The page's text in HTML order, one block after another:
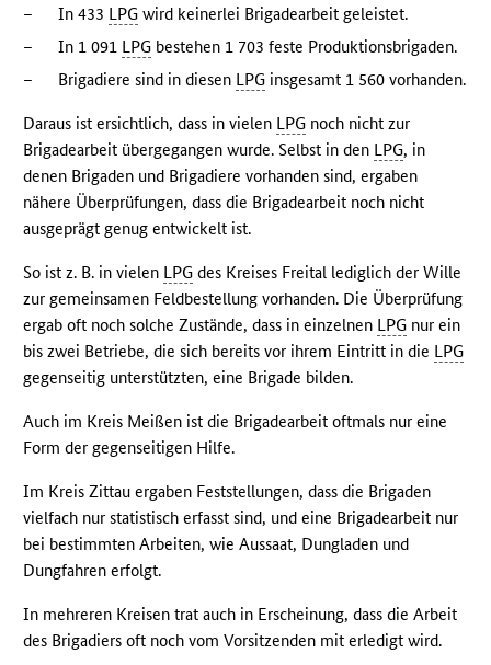
–
In 433 LPG wird keinerlei Brigadearbeit geleistet.
–
In 1 091 LPG bestehen 1 703 feste Produktionsbrigaden.
–
Brigadiere sind in diesen LPG insgesamt 1 560 vorhanden.
Daraus ist ersichtlich, dass in vielen LPG noch nicht zur
Brigadearbeit übergegangen wurde. Selbst in den LPG, in
denen Brigaden und Brigadiere vorhanden sind, ergaben
nähere Überprüfungen, dass die Brigadearbeit noch nicht
ausgeprägt genug entwickelt ist.
So ist z. B. in vielen LPG des Kreises Freital lediglich der Wille
zur gemeinsamen Feldbestellung vorhanden. Die Überprüfung
ergab oft noch solche Zustände, dass in einzelnen LPG nur ein
bis zwei Betriebe, die sich bereits vor ihrem Eintritt in die LPG
gegenseitig unterstützten, eine Brigade bilden.
Auch im Kreis Meißen ist die Brigadearbeit oftmals nur eine
Form der gegenseitigen Hilfe.
Im Kreis Zittau ergaben Feststellungen, dass die Brigaden
vielfach nur statistisch erfasst sind, und eine Brigadearbeit nur
bei bestimmten Arbeiten, wie Aussaat, Dungladen und
Dungfahren erfolgt.
In mehreren Kreisen trat auch in Erscheinung, dass die Arbeit
des Brigadiers oft noch vom Vorsitzenden mit erledigt wird.